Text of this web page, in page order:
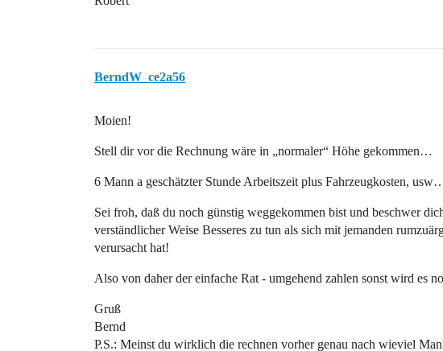
BerndW_ce2a56
Moien!
Stell dir vor die Rechnung wäre in „normaler“ Höhe gekommen…
6 Mann a geschätzter Stunde Arbeitszeit plus Fahrzeugkosten,
Sei froh, daß du noch günstig weggekommen bist und beschwer
verständlicher Weise Besseres zu tun als sich mit jemanden
verursacht hat!
Also von daher der einfache Rat - umgehend zahlen sonst wird es
Gruß
Bernd
P.S.: Meinst du wirklich die rechnen vorher genau nach wieviel